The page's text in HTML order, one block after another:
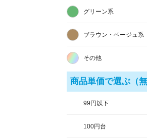
グリーン系
ブラウン・ベージュ系
その他
商品単価で選ぶ（無
99円以下
100円台